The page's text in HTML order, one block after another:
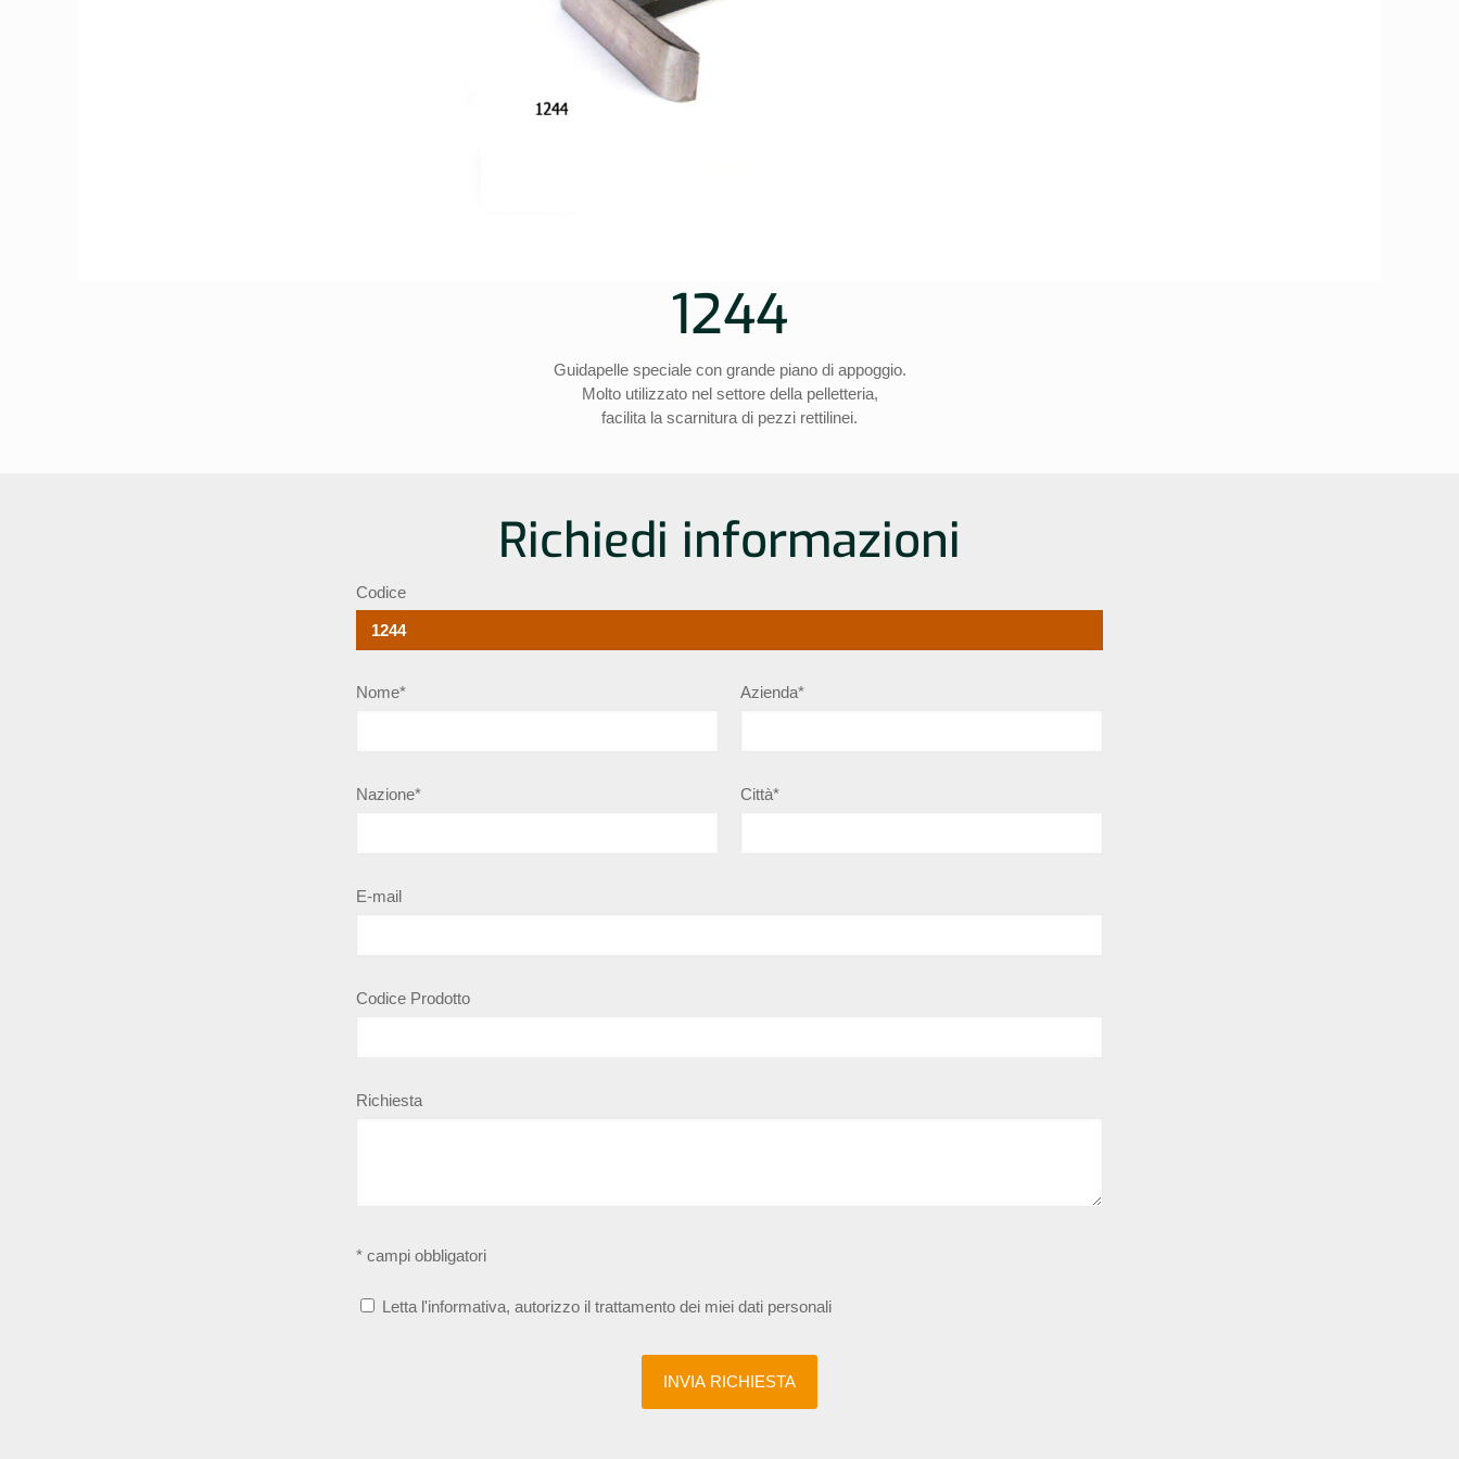
1244
Guidapelle speciale con grande piano di appoggio.
Molto utilizzato nel settore della pelletteria,
facilita la scarnitura di pezzi rettilinei.
Richiedi informazioni
Codice
Nome* Azienda*
Nazione* Città*
E-mail
Codice Prodotto
Richiesta
* campi obbligatori
Letta l'informativa, autorizzo il trattamento dei miei dati personali